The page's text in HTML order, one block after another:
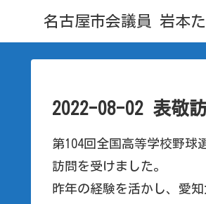
名古屋市会議員 岩本
2022-08-02 表敬
第104回全国高等学校野球
訪問を受けました。
昨年の経験を活かし、愛知